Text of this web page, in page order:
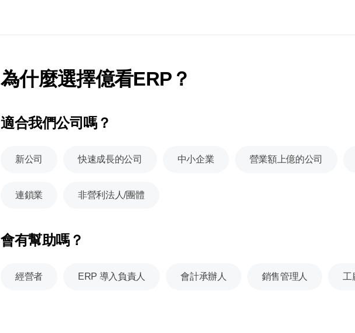
為什麼選擇億看ERP？
適合我們公司嗎？
新公司 快速成長的公司 中小企業 營業額上億的公司
連鎖業 非營利法人/團體
會有幫助嗎？
經營者 ERP 導入負責人 會計承辦人 銷售管理人 工